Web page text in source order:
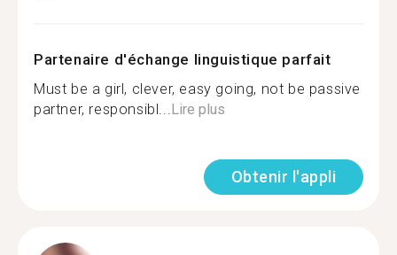
Partenaire d'échange linguistique parfait
Must be a girl, clever, easy going, not be passive
partner, responsibl...Lire plus
Obtenir l'appli